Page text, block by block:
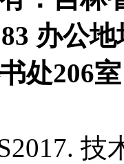
办公
处206
技